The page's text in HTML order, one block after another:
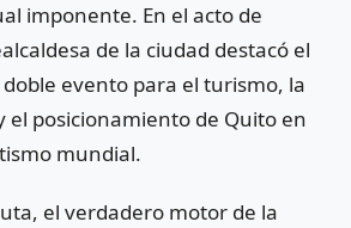
imponente. En el acto de
de la ciudad destacó el
evento para el turismo, la
el posicionamiento de Quito en
mundial.
el verdadero motor de la